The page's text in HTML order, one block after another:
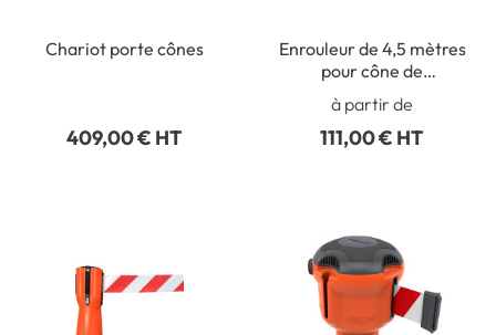
Chariot porte cônes
409,00 € HT
Enrouleur de 4,5 mètres
pour cône de
signalisation
à partir de
111,00 € HT